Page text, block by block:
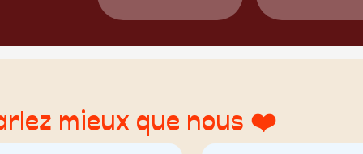
mieux que nous ❤️